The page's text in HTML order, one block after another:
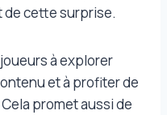
cette surprise.
à explorer
et à profiter de
promet aussi de